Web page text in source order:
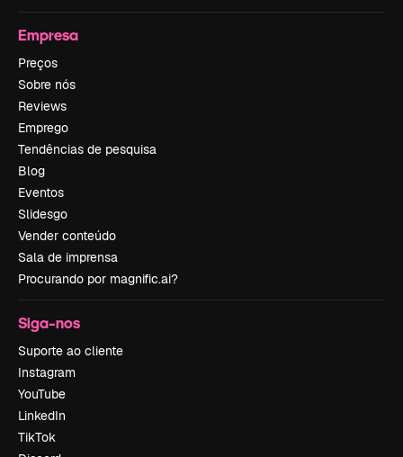
Empresa
Preços
Sobre nós
Reviews
Emprego
Tendências de pesquisa
Blog
Eventos
Slidesgo
Vender conteúdo
Sala de imprensa
Procurando por magnific.ai?
Siga-nos
Suporte ao cliente
Instagram
YouTube
LinkedIn
TikTok